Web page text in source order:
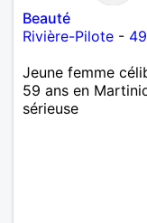
Beauté
Rivière-Pilote -
Jeune femme
59 ans en
sérieuse